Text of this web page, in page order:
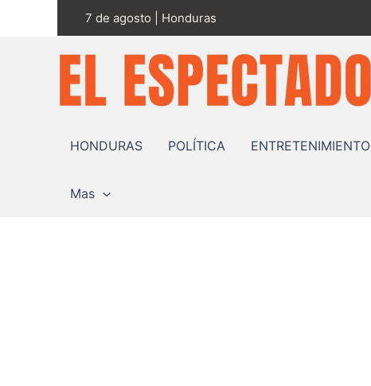
7 de agosto | Honduras
HONDURAS POLÍTICA ENTRETENIMIENTO
Mas